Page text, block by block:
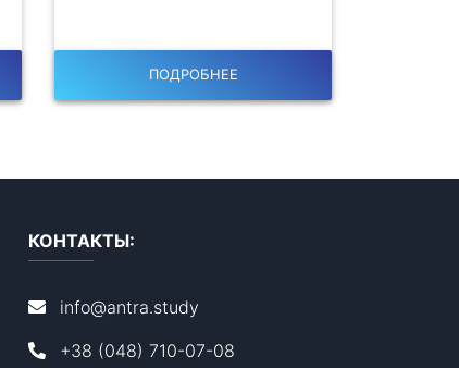
ПОДРОБНЕЕ
КОНТАКТЫ:
info@antra.study
+38 (048) 710-07-08